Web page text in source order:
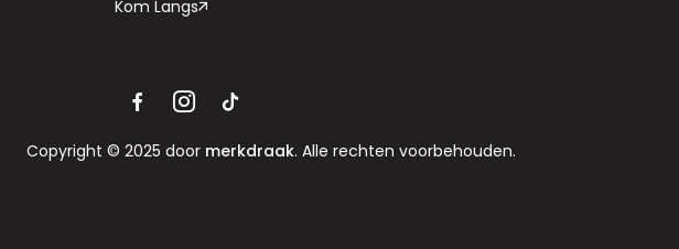
Kom Langs
Copyright © 2025 door merkdraak. Alle rechten voorbehouden.